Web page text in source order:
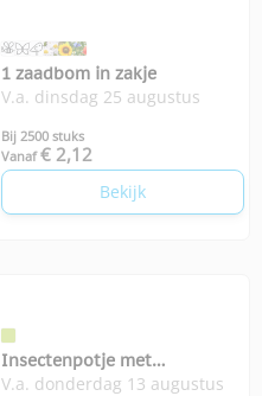
1 zaadbom in zakje
V.a. dinsdag 25 augustus
Bij 2500 stuks
Vanaf € 2,12
Bekijk
Insectenpotje met
vergrootglas
V.a. donderdag 13 augustus